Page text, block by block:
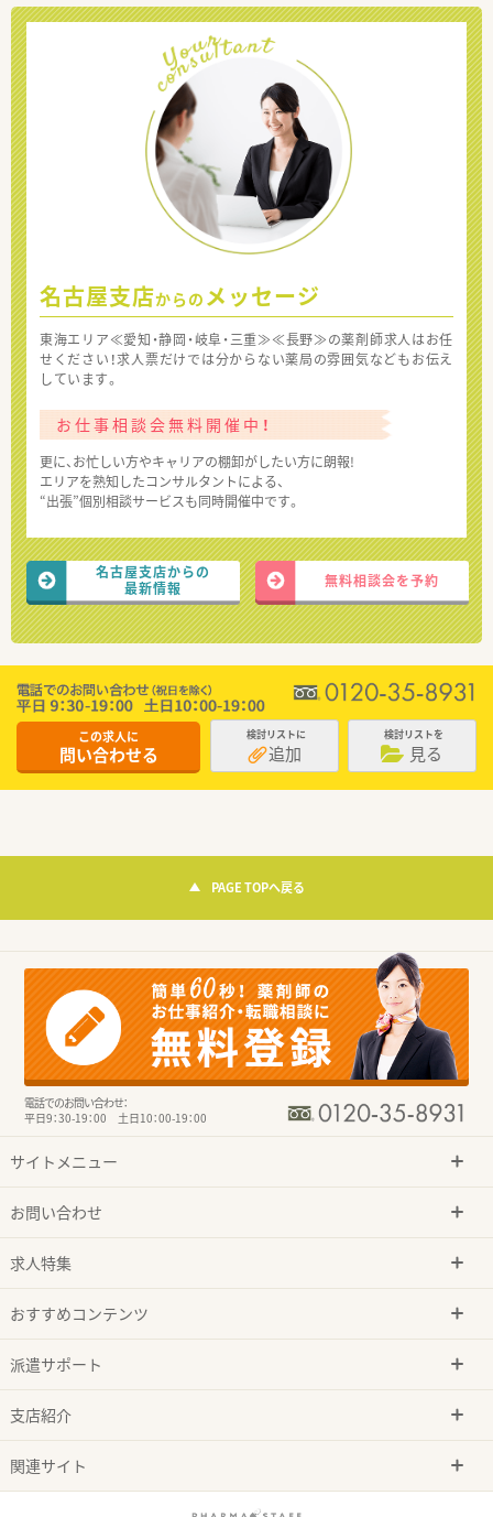
名古屋支店からの メッセージ
東海エリア≪愛知・静岡・岐阜・三重≫≪長野≫の薬剤師求人はお任
せください！求人票だけでは分からない薬局の雰囲気などもお伝え
しています。
お仕事相談会無料開催中！
更に、お忙しい方やキャリアの棚卸がしたい方に朗報!
エリアを熟知したコンサルタントによる、
“出張”個別相談サービスも同時開催中です。
名古屋支店からの
最新情報
無料相談会を予約
この求人に
問い合わせる
検討リストに
追加
検討リストを
見る
PAGE TOPへ戻る
電話でのお問い合わせ：
平日9：30-19：00 土日10：00-19：00
サイトメニュー
お問い合わせ
求人特集
おすすめコンテンツ
派遣サポート
支店紹介
関連サイト